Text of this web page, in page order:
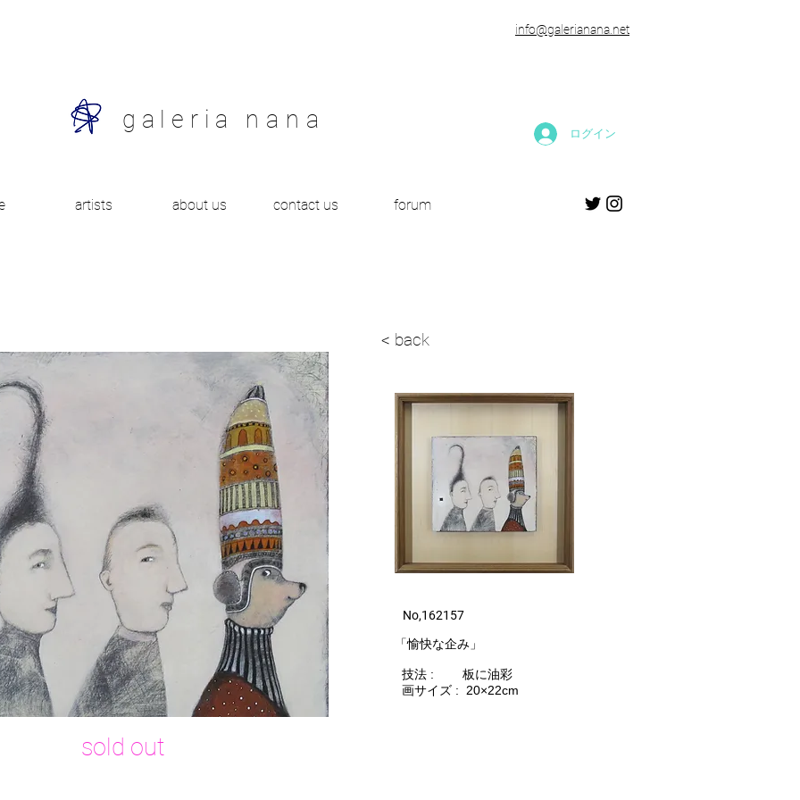
​info@galerianana.net
galeria nana
artists about us contact us forum
ログイン
< back
​ No,162157
​「愉快な企み」
技法 : 板に油彩
画サイズ : 20×22cm
​sold out